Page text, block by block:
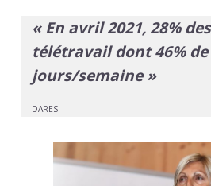
« En avril 2021, 28%
télétravail dont 46% de
jours/semaine »
DARES